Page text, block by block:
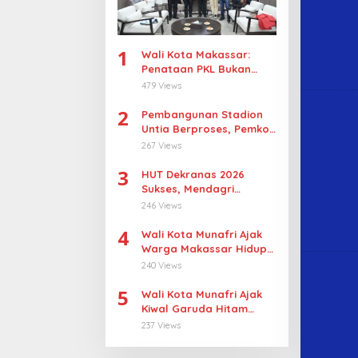
1
Wali Kota Makassar:
Penataan PKL Bukan
Penggusuran
479 Views
2
Pembangunan Stadion
Untia Berproses, Pemkot
Makassar Target
Tender September 2026
267 Views
3
HUT Dekranas 2026
Sukses, Mendagri
Apresiasi Makassar
246 Views
4
Wali Kota Munafri Ajak
Warga Makassar Hidup
Sehat Lewat Fun Run
240 Views
5
Wali Kota Munafri Ajak
Kiwal Garuda Hitam
Bersinergi Bangun
237 Views